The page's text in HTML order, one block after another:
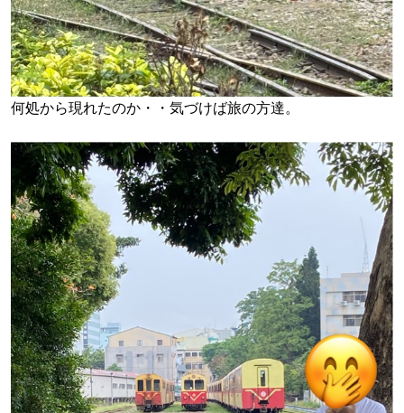
何処から現れたのか・・気づけば旅の方達。